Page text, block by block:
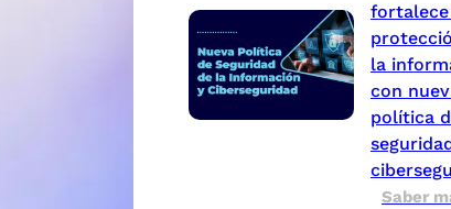
la
con
política
Saber